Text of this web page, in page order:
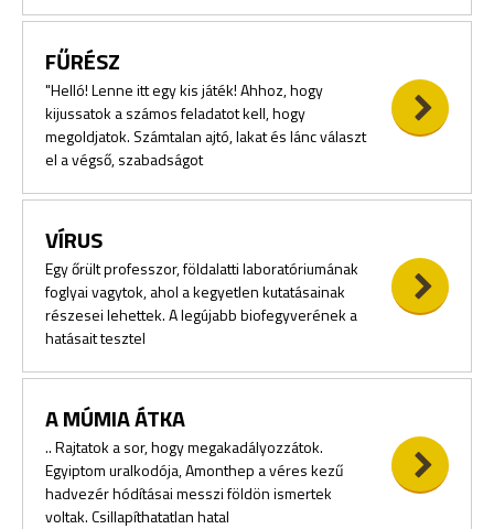
FŰRÉSZ
"Helló! Lenne itt egy kis játék! Ahhoz, hogy
kijussatok a számos feladatot kell, hogy
megoldjatok. Számtalan ajtó, lakat és lánc választ
el a végső, szabadságot
VÍRUS
Egy őrült professzor, földalatti laboratóriumának
foglyai vagytok, ahol a kegyetlen kutatásainak
részesei lehettek. A legújabb biofegyverének a
hatásait tesztel
A MÚMIA ÁTKA
.. Rajtatok a sor, hogy megakadályozzátok.
Egyiptom uralkodója, Amonthep a véres kezű
hadvezér hódításai messzi földön ismertek
voltak. Csillapíthatatlan hatal